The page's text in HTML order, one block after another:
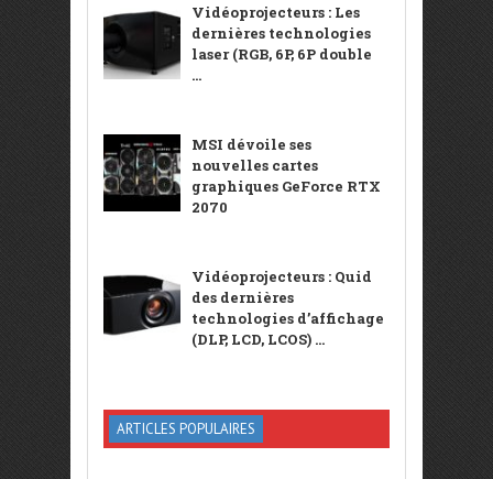
Vidéoprojecteurs : Les
dernières technologies
laser (RGB, 6P, 6P double
...
MSI dévoile ses
nouvelles cartes
graphiques GeForce RTX
2070
Vidéoprojecteurs : Quid
des dernières
technologies d’affichage
(DLP, LCD, LCOS) ...
ARTICLES POPULAIRES